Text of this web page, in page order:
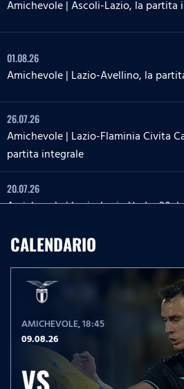
Amichevole | Ascoli-Lazio, la partita
01.08.26
Amichevole | Lazio-Avellino, la
26.07.26
Amichevole | Lazio-Flaminia Civita
partita integrale
20.07.26
Amichevole | Lazio-Lazio Under 20,
26.05.26
26 maggio 2013 | Roma-Lazio, la
23.05.26
Serie A Enilive | Lazio-Pisa, la
CALENDARIO
AMICHEVOLE, 18:45
09.08.26
VS